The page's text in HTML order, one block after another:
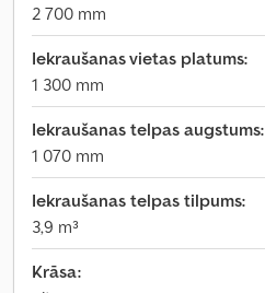
2 700 mm
Iekraušanas vietas platums:
1 300 mm
Iekraušanas telpas augstums:
1 070 mm
Iekraušanas telpas tilpums:
3,9 m³
Krāsa: